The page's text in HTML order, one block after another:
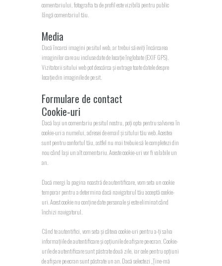
comentariului, fotografia ta de profil este vizibilă pentru public
lângă comentariul tău.
Media
Dacă încarci imagini pe situl web, ar trebui să eviți încărcarea
imaginilor care au incluse date de locație înglobate (EXIF GPS).
Vizitatorii sitului web pot descărca și extrage toate datele despre
locație din imaginile de pe sit.
Formulare de contact
Cookie-uri
Dacă lași un comentariu pe situl nostru, poți opta pentru salvarea în
cookie-uri a numelui, adresei de email și sitului tău web. Acestea
sunt pentru confortul tău, astfel nu mai trebuie să le completezi din
nou când lași un alt comentariu. Aceste cookie-uri vor fi valabile un
an.
Dacă mergi la pagina noastră de autentificare, vom seta un cookie
temporar pentru a determina dacă navigatorul tău acceptă cookie-
uri. Acest cookie nu conține date personale și este eliminat când
închizi navigatorul.
Când te autentifici, vom seta și câteva cookie-uri pentru a-ți salva
informațiile de autentificare și opțiunile de afișare pe ecran. Cookie-
urile de autentificare sunt păstrate două zile, iar cele pentru opțiuni
de afișare pe ecran sunt păstrate un an. Dacă selectezi „Ține-mă